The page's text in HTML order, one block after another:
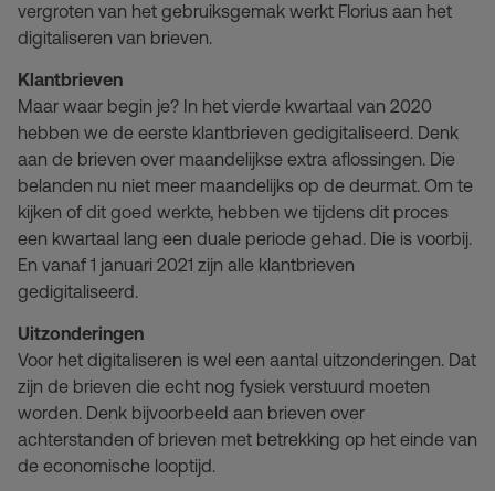
vergroten van het gebruiksgemak werkt Florius aan het
digitaliseren van brieven.
Klantbrieven
Maar waar begin je? In het vierde kwartaal van 2020
hebben we de eerste klantbrieven gedigitaliseerd. Denk
aan de brieven over maandelijkse extra aflossingen. Die
belanden nu niet meer maandelijks op de deurmat. Om te
kijken of dit goed werkte, hebben we tijdens dit proces
een kwartaal lang een duale periode gehad. Die is voorbij.
En vanaf 1 januari 2021 zijn alle klantbrieven
gedigitaliseerd.
Uitzonderingen
Voor het digitaliseren is wel een aantal uitzonderingen. Dat
zijn de brieven die echt nog fysiek verstuurd moeten
worden. Denk bijvoorbeeld aan brieven over
achterstanden of brieven met betrekking op het einde van
de economische looptijd.